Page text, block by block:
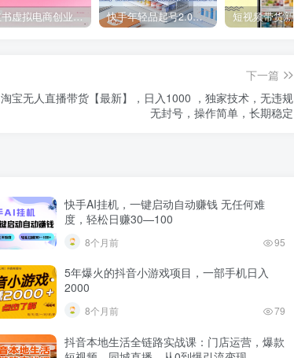
小红书虚拟电商创业课，系统拆解选品-内容-流量-变现，实现零成本变现 快手年轻品起号2.0：养号选品，剪辑封面，投流技巧，从0到爆单全流程
下一篇
淘宝无人直播带货【最新】，日入1000 ，独家技术，无违规
无封号，操作简单，长期稳定
快手AI挂机，一键启动自动赚钱 无任何难
度，轻松日赚30—100
8个月前 95
5年爆火的抖音小游戏项目，一部手机日入
2000
8个月前 79
抖音本地生活全链路实战课：门店运营，爆款